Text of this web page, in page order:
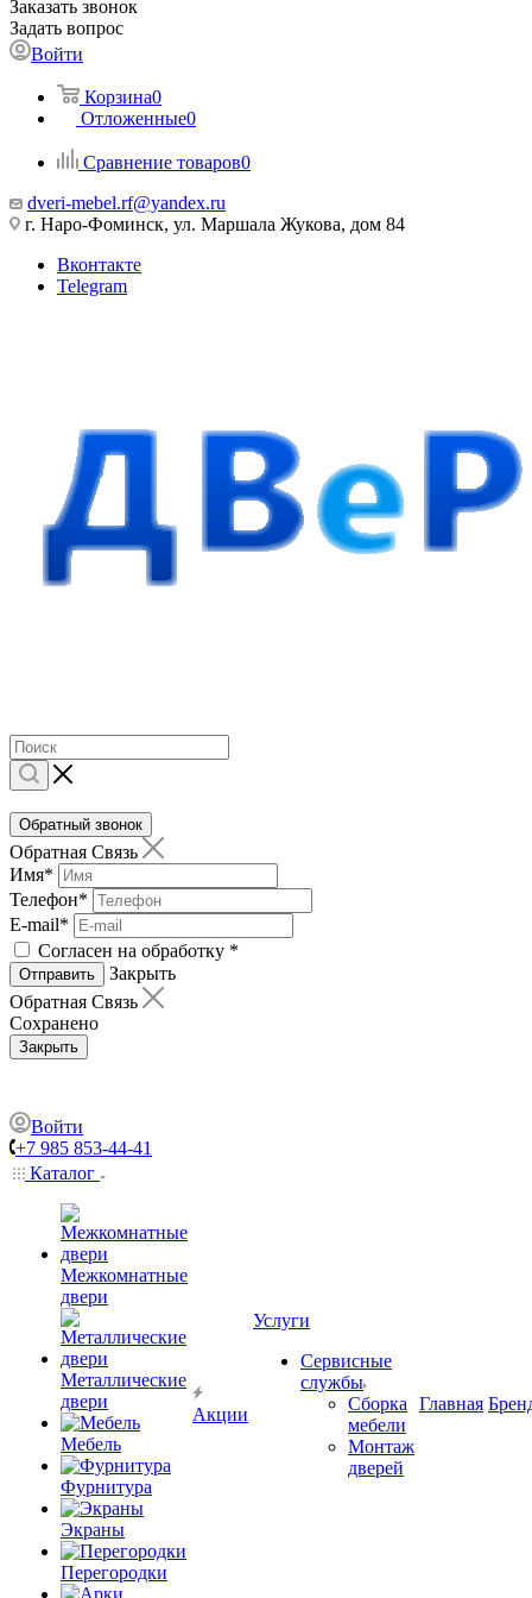
Заказать звонок
Задать вопрос
Войти
Корзина0
Отложенные0
Сравнение товаров0
dveri-mebel.rf@yandex.ru
г. Наро-Фоминск, ул. Маршала Жукова, дом 84
Вконтакте
Telegram
Обратный звонок
Обратная Связь
Имя*
Телефон*
E-mail*
Согласен на обработку *
Отправить
Закрыть
Обратная Связь
Сохранено
Закрыть
Войти
+7 985 853-44-41
Каталог
Межкомнатные
двери
Металлические
двери
Мебель
Фурнитура
Экраны
Перегородки
Акции
Услуги
Сервисные
службы
Сборка
мебели
Монтаж
дверей
Главная